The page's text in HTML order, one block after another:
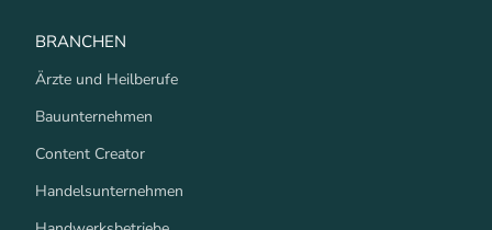
BRANCHEN
Ärzte und Heilberufe
Bauunternehmen
Content Creator
Handelsunternehmen